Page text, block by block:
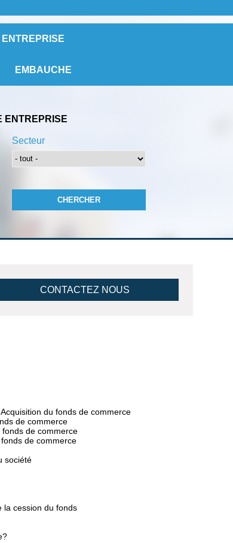
EMBAUCHE
ENTREPRISE
Secteur
CONTACTEZ NOUS
du fonds de commerce
de commerce
de commerce
de commerce
société
la cession du fonds